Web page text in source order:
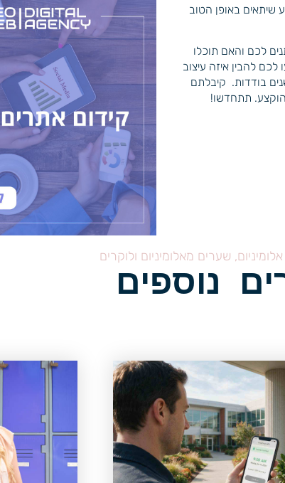
שיתאים באופן הטוב
לכם והאם תוכלו
להבין איזה עיצוב
בודדות. קיבלתם
תתחדשו!
שערים מאלומיניום ולוקרים
נוספים